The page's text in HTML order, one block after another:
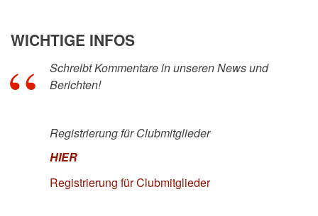
WICHTIGE INFOS
Schreibt Kommentare in unseren News und
Berichten!
Registrierung für Clubmitglieder
HIER
Registrierung für Clubmitglieder